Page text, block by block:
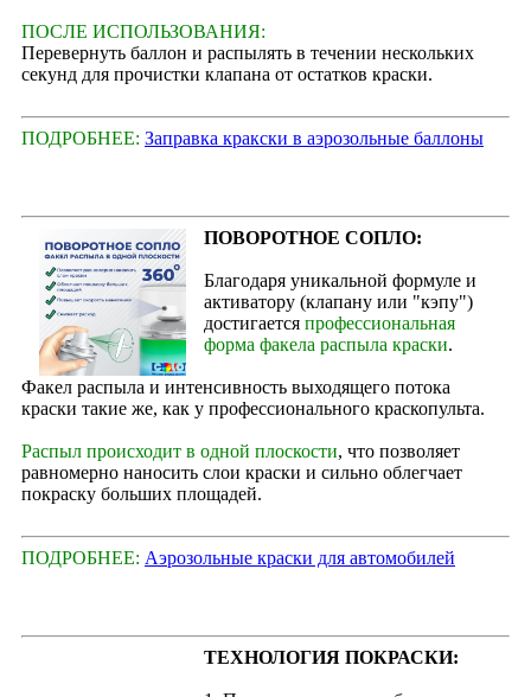
ПОСЛЕ ИСПОЛЬЗОВАНИЯ:
Перевернуть баллон и распылять в течении нескольких
секунд для прочистки клапана от остатков краски.
ПОДРОБНЕЕ: Заправка кракски в аэрозольные баллоны
ПОВОРОТНОЕ СОПЛО:
Благодаря уникальной формуле и
активатору (клапану или "кэпу")
достигается профессиональная
форма факела распыла краски.
Факел распыла и интенсивность выходящего потока
краски такие же, как у профессионального краскопульта.
Распыл происходит в одной плоскости, что позволяет
равномерно наносить слои краски и сильно облегчает
покраску больших площадей.
ПОДРОБНЕЕ: Аэрозольные краски для автомобилей
ТЕХНОЛОГИЯ ПОКРАСКИ: